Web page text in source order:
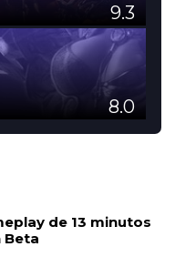
9.3
8.0
de 13 minutos
Beta